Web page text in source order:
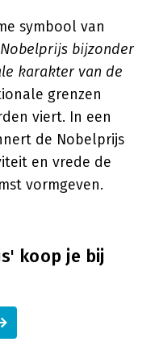
symbool van
bijzonder
karakter van de
grenzen
viert. In een
de Nobelprijs
en vrede de
vormgeven.
koop je bij